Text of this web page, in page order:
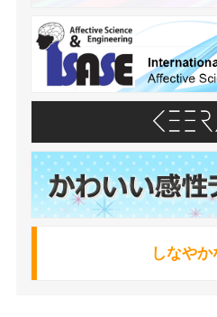
しなや